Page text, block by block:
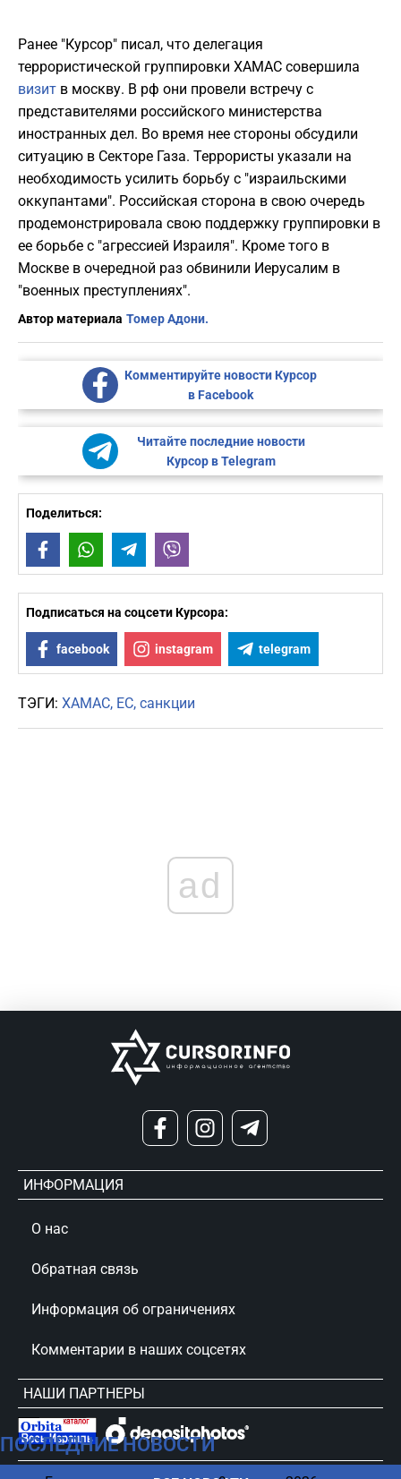
Ранее "Курсор" писал, что делегация
террористической группировки ХАМАС совершила
визит в москву. В рф они провели встречу с
представителями российского министерства
иностранных дел. Во время нее стороны обсудили
ситуацию в Секторе Газа. Террористы указали на
необходимость усилить борьбу с "израильскими
оккупантами". Российская сторона в свою очередь
продемонстрировала свою поддержку группировки в
ее борьбе с "агрессией Израиля". Кроме того в
Москве в очередной раз обвинили Иерусалим в
"военных преступлениях".
Автор материала Томер Адони.
Комментируйте новости Курсор
в Facebook
Читайте последние новости
Курсор в Telegram
Поделиться:
FacebookWhatsAppTelegram
Подписаться на соцсети Курсора:
facebook instagram telegram
ТЭГИ: ХАМАС ЕС санкции
ПОСЛЕДНИЕ НОВОСТИ
ad
ИНФОРМАЦИЯ
О нас
Обратная связь
Информация об ограничениях
Комментарии в наших соцсетях
НАШИ ПАРТНЕРЫ